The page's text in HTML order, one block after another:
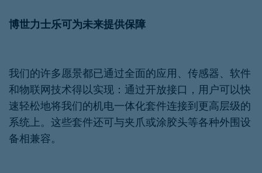
博世力士乐可为未来提供保障
我们的许多愿景都已通过全面的应用、传感器、软件
和物联网技术得以实现：通过开放接口，用户可以快
速轻松地将我们的机电一体化套件连接到更高层级的
系统上。这些套件还可与夹爪或涂胶头等各种外围设
备相兼容。